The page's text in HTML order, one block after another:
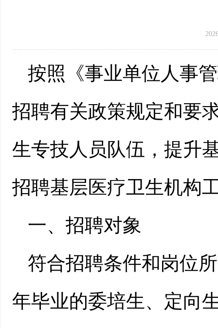
按照《事业单位人事
招聘有关政策规定和要
生专技人员 队伍，提升
招聘基层医疗卫生机构
一、招聘对象
符合招聘条件和岗位
年毕业的委培生、定向